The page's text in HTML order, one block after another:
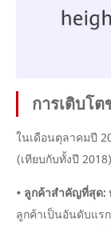
การเติบโ
ในเดือนตุลาคมปี
(เทียบกับทั้งปี
• ลูกค้าสำคัญที่สุด:
ลูกค้าเป็นอันดับแร